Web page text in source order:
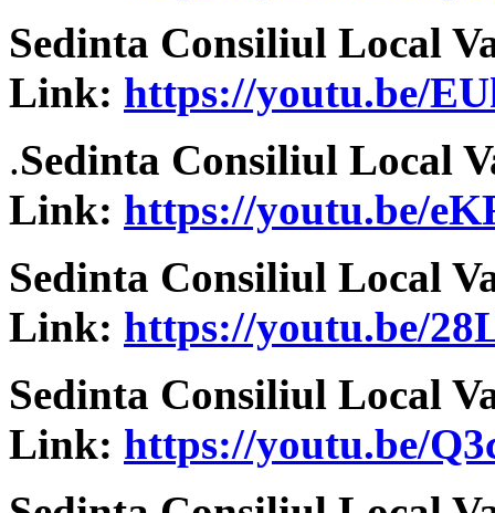
Sedinta Consiliul Local
Link: https://youtu.be/
.Sedinta Consiliul Local
Link: https://youtu.be/
Sedinta Consiliul Local
Link: https://youtu.be/
Sedinta Consiliul Local
Link: https://youtu.be/